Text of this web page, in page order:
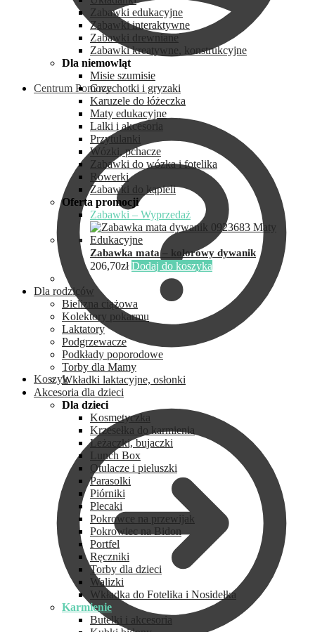
Centrum Pomocy
Koszyk
Zabawki edukacyjne
Zabawki interaktywne
Zabawki drewniane
Zabawki kreatywne, konstrukcyjne
Dla niemowląt
Misie szumisie
Grzechotki i gryzaki
Karuzele do łóżeczka
Maty edukacyjne
Lalki i akcesoria
Przytulanki
Wózki, pchacze
Zabawki do wózka i fotelika
Rowerki
Zabawki do kąpieli
Oferta promocji
Zabawki – Wyprzedaż
Zabawka mata – kolorowy dywanik
206,70zł Dodaj do koszyka
Dla rodziców
Bielizna ciążowa
Kolektory pokarmu
Laktatory
Podgrzewacze
Podkłady poporodowe
Torby dla Mamy
Wkładki laktacyjne, osłonki
Akcesoria dla dzieci
Dla dzieci
Kosmetyczka
Krzesełka do karmienia
Leżaczki, bujaczki
Lunch Box
Otulacze i pieluszki
Parasolki
Piórniki
Plecaki
Pokrowce na przewijak
Pokrowiec na Bidon
Portfel
Ręczniki
Torby dla dzieci
Walizki
Wkładka do Fotelika i Nosidełka
Karmienie
Butelki i akcesoria